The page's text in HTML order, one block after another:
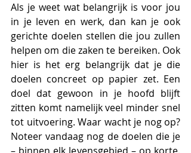
Als je weet wat belangrijk is voor jou
in je leven en werk, dan kan je ook
gerichte doelen stellen die jou zullen
helpen om die zaken te bereiken. Ook
hier is het erg belangrijk dat je die
doelen concreet op papier zet. Een
doel dat gewoon in je hoofd blijft
zitten komt namelijk veel minder snel
tot uitvoering. Waar wacht je nog op?
Noteer vandaag nog de doelen die je